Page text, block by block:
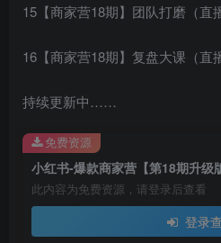
15【商家营18期】团队打磨（直
16【商家营18期】复盘大课（直
持续更新中……
此内容为免费资源，请登录后查看
登录
免费资源